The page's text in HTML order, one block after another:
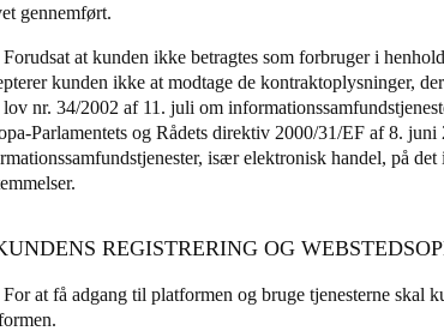
gennemført.
at kunden ikke betragtes som forbruger i
kunden ikke at modtage de kontraktoplysninger,
nr. 34/2002 af 11. juli om
Parlamentets og Rådets direktiv 2000/31/EF af 8. juni
især elektronisk handel, på
REGISTRERING OG
at få adgang til platformen og bruge tjenesterne skal